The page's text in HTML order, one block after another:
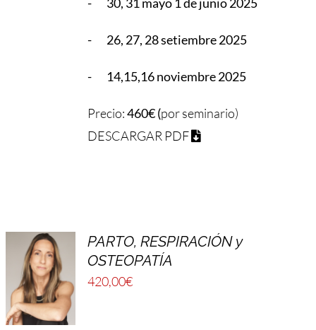
- 26, 27, 28 setiembre 2025
- 14,15,16 noviembre 2025
Precio:460€ (por seminario)
DESCARGAR PDF
PARTO, RESPIRACIÓN y
OSTEOPATÍA
420,00€